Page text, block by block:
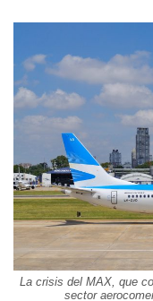
La crisis del MAX, que
sector